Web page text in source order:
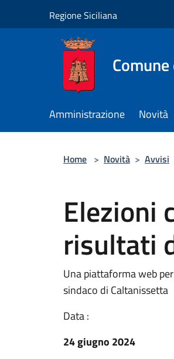
Regione Siciliana
Amministrazione Novità
Home > Novità > Avvisi
Elezioni
risultati
Una piattaforma web
sindaco di Caltanissetta
Data :
24 giugno 2024